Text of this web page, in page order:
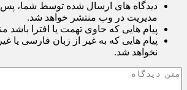
دیدگاه های ارسال شده توسط شما، پس
مدیریت در وب منتشر خواهد شد.
پیام هایی که حاوی تهمت یا افترا باشد
پیام هایی که به غیر از زبان فارسی یا
نخواهد شد.